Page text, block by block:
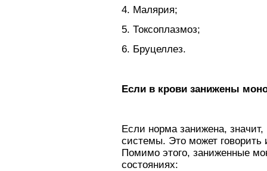
4. Малярия;
5. Токсоплазмоз;
6. Бруцеллез.
Если в крови занижены
Если норма занижена,
системы. Это может говорить
Помимо этого, заниженные
состояниях: